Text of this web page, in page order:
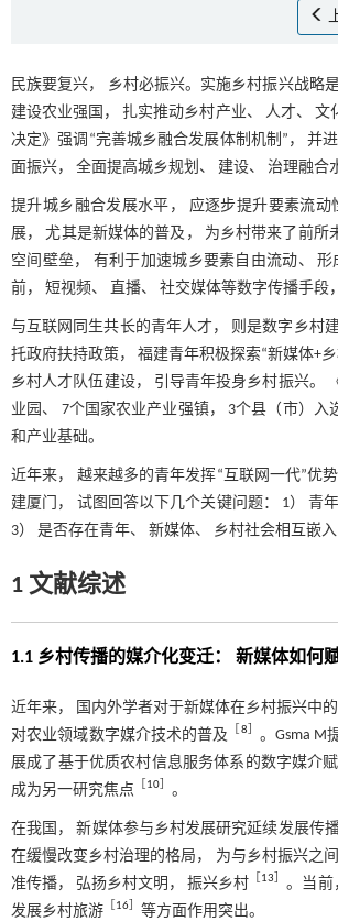
民族要复兴， 乡村必振兴。实施乡村振兴战略
建设农业强国， 扎实推动乡村产业、 人才、 文
决定》强调“完善城乡融合发展体制机制”， 并
面振兴， 全面提高城乡规划、 建设、 治理融
提升城乡融合发展水平， 应逐步提升要素流动
展， 尤其是新媒体的普及， 为乡村带来了前
空间壁垒， 有利于加速城乡要素自由流动、 形
前， 短视频、 直播、 社交媒体等数字传播手段
与互联网同生共长的青年人才， 则是数字乡村
托政府扶持政策， 福建青年积极探索“新媒体+
乡村人才队伍建设， 引导青年投身乡村振兴。
业园、 7个国家农业产业强镇， 3个县（市）
和产业基础。
近年来， 越来越多的青年发挥“互联网一代”优
建厦门， 试图回答以下几个关键问题： 1） 青
3） 是否存在青年、 新媒体、 乡村社会相互嵌
1 文献综述
1.1 乡村传播的媒介化变迁： 新媒体如何
近年来， 国内外学者对于新媒体在乡村振兴中
对农业领域数字媒介技术的普及
［8］ 。Gsma M
展成了基于优质农村信息服务体系的数字媒介
成为另一研究焦点 ［10］ 。
在我国， 新媒体参与乡村发展研究延续发展传
在缓慢改变乡村治理的格局， 为与乡村振兴之
准传播， 弘扬乡村文明， 振兴乡村 ［13］ 。当前
发展乡村旅游 ［16］ 等方面作用突出。